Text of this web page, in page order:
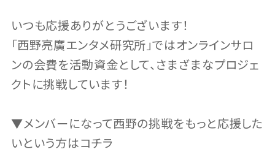
いつも応援ありがとうございます！
「西野亮廣エンタメ研究所」ではオンラインサロ
ンの会費を活動資金として、さまざまなプロジェ
クトに挑戦しています！
▼メンバーになって西野の挑戦をもっと応援した
いという方はコチラ